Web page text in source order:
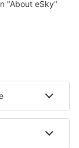
Nutzern
Vysoké Tatry